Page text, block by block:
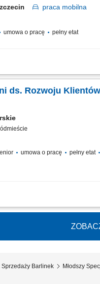
praca mobilna
umowa o pracę pełny etat
wskazanym obszarze;
ds. Rozwoju
umowa o pracę pełny etat
o potencjalnych
Barlinek Młodszy